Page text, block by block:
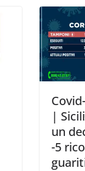
|
un
-5